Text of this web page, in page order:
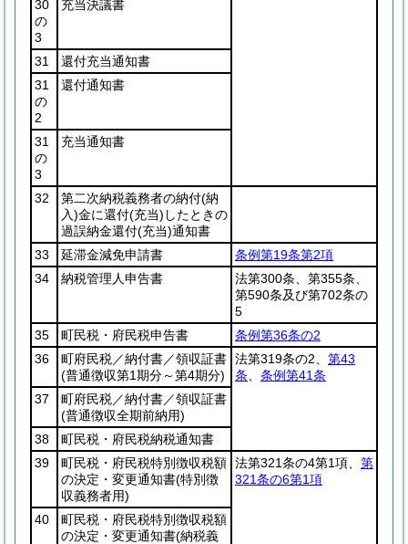
30
の
3
充当決議書
31
還付充当通知書
31
の
2
還付通知書
31
の
3
充当通知書
32 第二次納税義務者の納付(納
入)金に還付(充当) したときの
過誤納金還付(充当)通知書
33
延滞金減免申請書
条例第19条第2項
34
納税管理人申告書
法第300条、第355条、
第590条及び第702条の
5
35
町民税・府民税申告書
条例第36条の2
36
町府民税／納付書／領収証書
(普通徴収第1期分～第4期分)
法第319条の2、 第43
条
条例第41条
37
町府民税／納付書／領収証書
(普通徴収全期前納用)
38
町民税・府民税納税通知書
39
町民税・府民税特別徴収税額
の決定・変更通知書(特別徴
収義務者用)
法第321条の4第1項、 第
321条の6第1項
40
町民税・府民税特別徴収税額
の決定・変更通知書(納税義